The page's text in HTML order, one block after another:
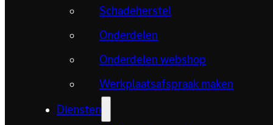
Schadeherstel
Onderdelen
Onderdelen webshop
Werkplaatsafspraak maken
Diensten